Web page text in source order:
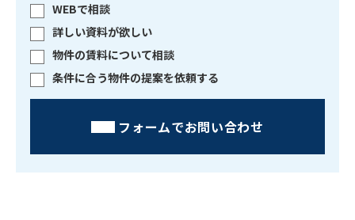
WEBで相談
詳しい資料が欲しい
物件の賃料について相談
条件に合う物件の提案を依頼する
フォームでお問い合わせ